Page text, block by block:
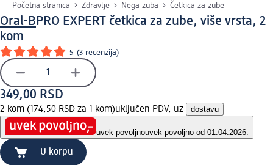
Početna stranica Zdravlje Nega zuba Četkica za zube
Oral-BPRO EXPERT četkica za zube, više vrsta, 2
kom
5 (3 recenzija)
349,00 RSD
2 kom (174,50 RSD za 1 kom)uključen PDV, uz dostavu
uvek povoljnouvek povoljno od 01.04.2026.
U korpu